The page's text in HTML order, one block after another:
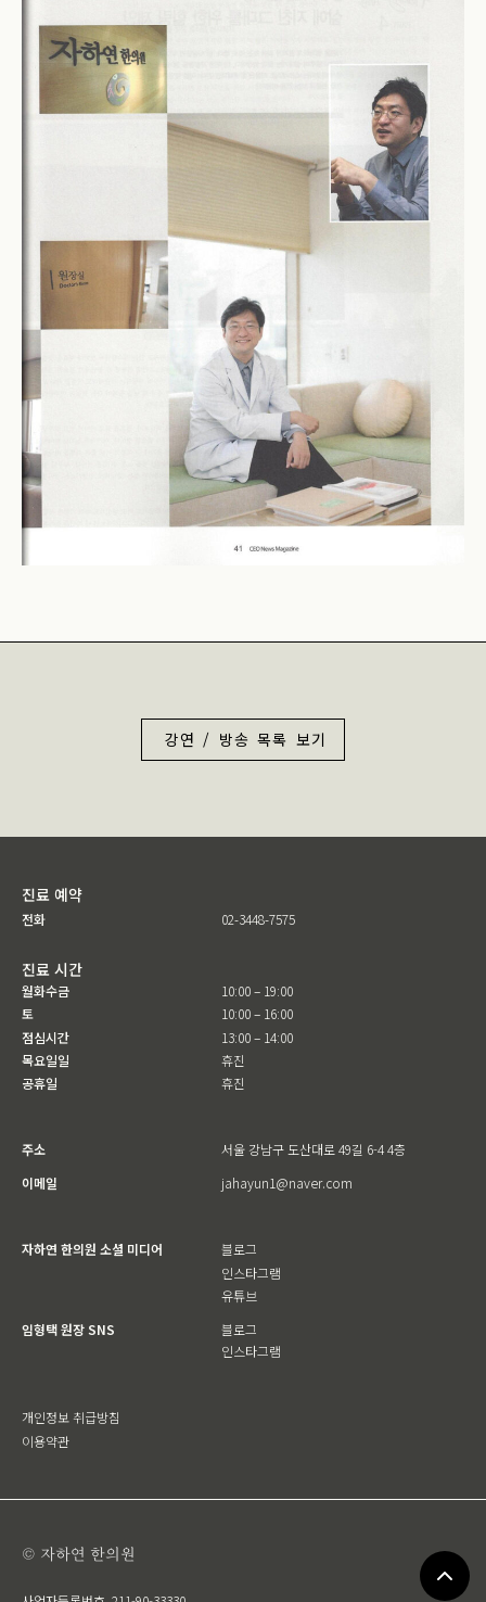
강연 / 방송 목록 보기
진료 예약
전화 02-3448-7575
진료 시간
월화수금
토
점심시간
목요일일
공휴일
10:00 – 19:00
10:00 – 16:00
13:00 – 14:00
휴진
휴진
주소
서울 강남구 도산대로 49길 6-4 4층
이메일
jahayun1@naver.com
자하연 한의원 소셜 미디어
블로그
인스타그램
유튜브
임형택 원장 SNS
블로그
인스타그램
개인정보 취급방침
이용약관
© 자하연 한의원